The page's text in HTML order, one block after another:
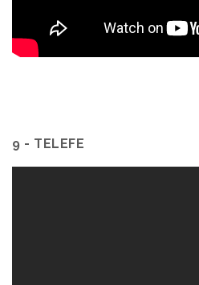
9 - TELEFE